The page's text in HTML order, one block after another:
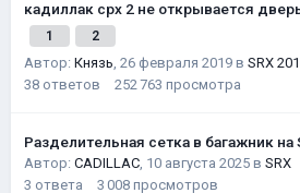
кадиллак срх 2 не открывается
1 2
Автор: Князь, 26 февраля 2019 в SRX
38 ответов 252 763 просмотра
Разделительная сетка в багажник на
Автор: CADILLAC, 10 августа 2025 в SRX
3 ответа 3 008 просмотров